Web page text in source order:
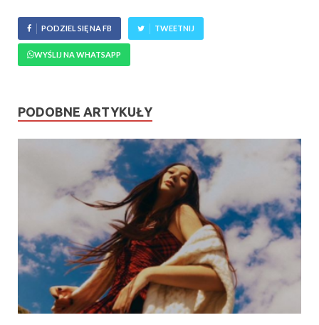
PODZIEL SIĘ NA FB TWEETNIJ
WYŚLIJ NA WHATSAPP
PODOBNE ARTYKUŁY